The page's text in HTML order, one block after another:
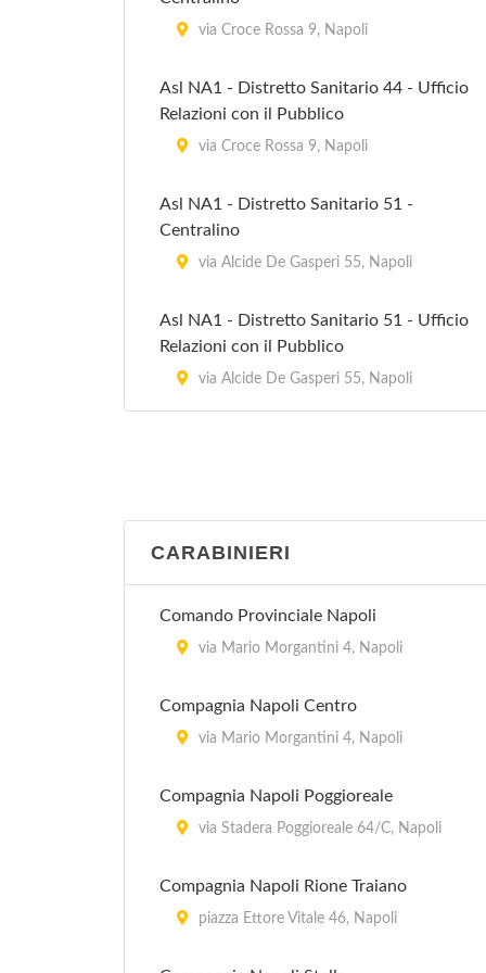
via Croce Rossa 9, Napoli
Asl NA1 - Distretto Sanitario 44 - Ufficio
Relazioni con il Pubblico
via Croce Rossa 9, Napoli
Asl NA1 - Distretto Sanitario 51 -
Centralino
via Alcide De Gasperi 55, Napoli
Asl NA1 - Distretto Sanitario 51 - Ufficio
Relazioni con il Pubblico
via Alcide De Gasperi 55, Napoli
Distretto sanitario 45
via Davide Winspeare 67, Napoli
Distretto sanitario 46
via Canonico Giovanni Scherillo , Napoli
Distretto sanitario 47
via Raffaele Morghen 10, Napoli
CARABINIERI
Comando Provinciale Napoli
via Mario Morgantini 4, Napoli
Compagnia Napoli Centro
via Mario Morgantini 4, Napoli
Compagnia Napoli Poggioreale
via Stadera Poggioreale 64/C, Napoli
Compagnia Napoli Rione Traiano
piazza Ettore Vitale 46, Napoli